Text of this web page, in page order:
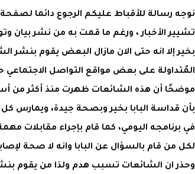
نوجه رسالة للأقباط عليكم الرجوع دائما
تشيير الأخبار ، ورغم ما قمت به من نشر بيان
بخير إلا انه حتى الان مازال البعض يقوم بنشر
المُتداولة على بعض مواقع التواصل الاجتماعي
موضحًا أن هذه الشائعات ظهرت منذ أكثر من
بأن قداسة البابا بخير وبصحة جيدة، ويمارس كل
في برنامجه اليومي، كما قام بإجراء مقابلات
لكل من قام بالسؤال عن البابا وانه لا صحة
وحذر ان الشائعات تسبب هدم ولذا من يقوم